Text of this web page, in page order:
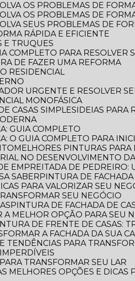
OS PROBLEMAS DE
OS PROBLEMAS DE
SEUS PROBLEMAS DE
RÁPIDA E EFICIENTE
E TRUQUES
COMPLETO PARA RESOLVER
DE FAZER UMA REFORMA
RESIDENCIAL
URGENTE E RESOLVER
MONOFÁSICA
CASAS SIMPLES IDEIAS PARA
GUIA COMPLETO
O GUIA COMPLETO PARA
MELHORES PINTURAS
NO DESENVOLVIMENTO
EMPREITADA DE
SABER
PINTURA DE
PARA VALORIZAR SEU
SEU NEGÓCIO
PINTURA DE FACHADA DE
A MELHOR OPÇÃO PARA SEU
DE FRENTE DE CASAS:
A FACHADA DA SUA
TENDÊNCIAS PARA
TRANSFORMAR SEU LAR
MELHORES OPÇÕES E